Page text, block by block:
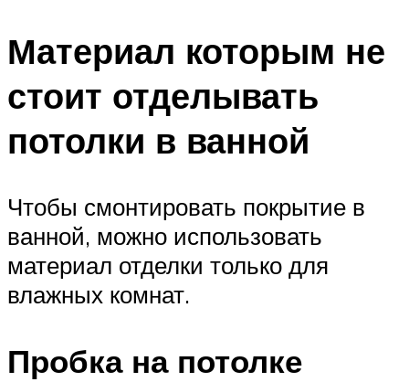
Материал которым не
стоит отделывать
потолки в ванной
Чтобы смонтировать покрытие в
ванной, можно использовать
материал отделки только для
влажных комнат.
Пробка на потолке